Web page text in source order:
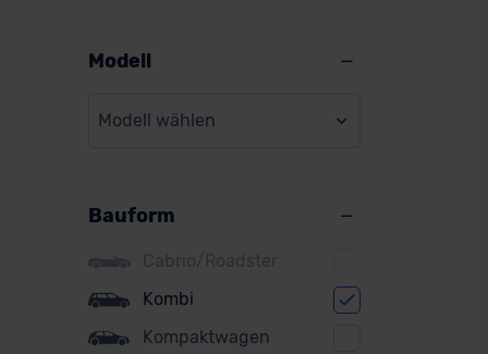
BMW
Citroen
Cupra
DS
Dacia
Modell
Modell wählen
Bauform
Cabrio/Roadster
Kombi
Kompaktwagen